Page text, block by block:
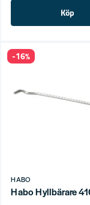
Köp
HABO
Habo Hyllbärare
-16%